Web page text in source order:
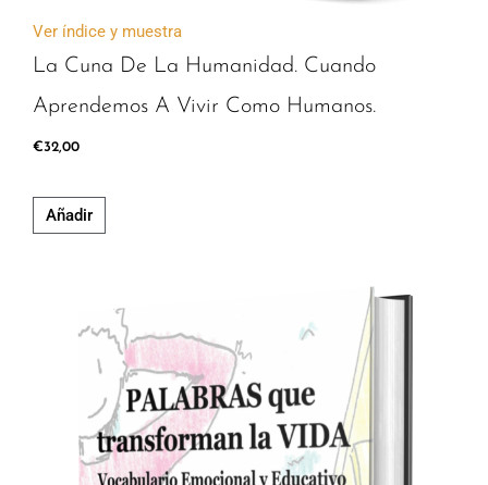
Ver índice y muestra
La Cuna De La Humanidad. Cuando
Aprendemos A Vivir Como Humanos.
€32,00
Añadir